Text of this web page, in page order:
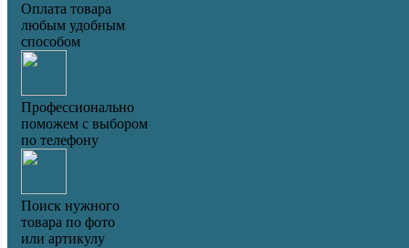
Оплата товара
любым удобным
способом
Профессионально
поможем с выбором
по телефону
Поиск нужного
товара по фото
или артикулу